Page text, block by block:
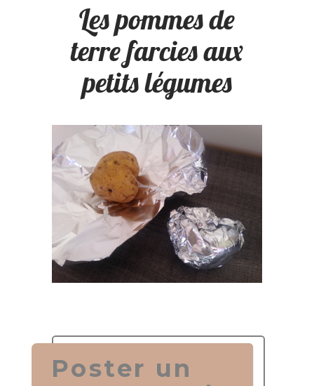
Les pommes de
terre farcies aux
petits légumes
Poster un